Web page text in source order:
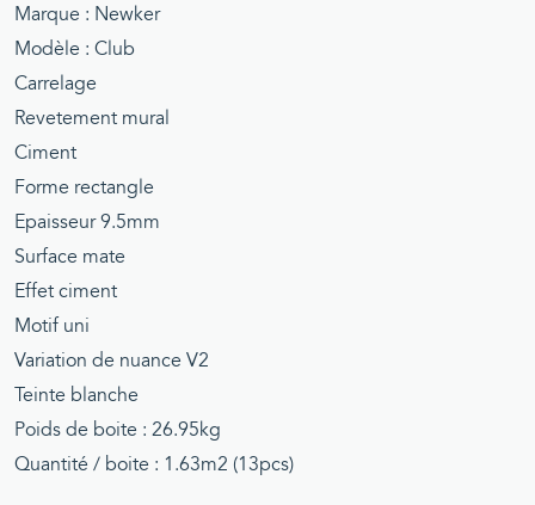
Marque : Newker
Modèle : Club
Carrelage
Revetement mural
Ciment
Forme rectangle
Epaisseur 9.5mm
Surface mate
Effet ciment
Motif uni
Variation de nuance V2
Teinte blanche
Poids de boite : 26.95kg
Quantité / boite : 1.63m2 (13pcs)